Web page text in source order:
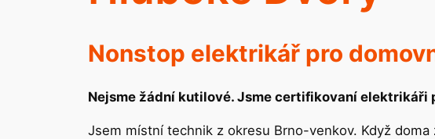
Nonstop elektrikář pro
Nejsme žádní kutilové. Jsme certifikovaní
Jsem místní technik z okresu Brno-venkov. Když